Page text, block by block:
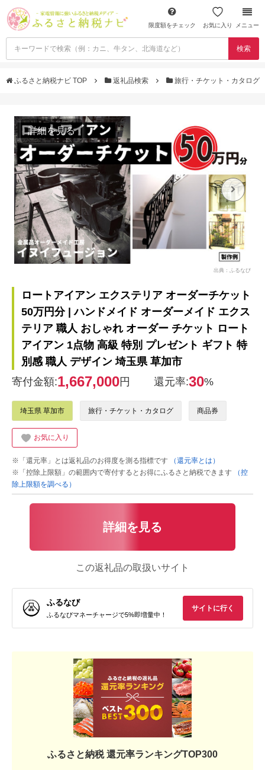
限度額をチェック お気に入り メニュー
検索
ふるさと納税ナビ TOP 返礼品検索 旅行・チケット・カタログ
詳細を見る
出典：ふるなび
ロートアイアン エクステリア オーダーチケット
50万円分 | ハンドメイド オーダーメイド エクス
テリア 職人 おしゃれ オーダー チケット ロート
アイアン 1点物 高級 特別 プレゼント ギフト 特
別感 職人 デザイン 埼玉県 草加市
寄付金額:1,667,000円 還元率:30%
埼玉県 草加市 旅行・チケット・カタログ 商品券
お気に入り
※「還元率」とは返礼品のお得度を測る指標です
（還元率とは）
※「控除上限額」の範囲内で寄付するとお得にふるさと納税できます
（控
除上限額を調べる）
詳細を見る
この返礼品の取扱いサイト
ふるなび
ふるなびマネーチャージで5%即増量中！
サイトに行く
ふるさと納税 還元率ランキングTOP300